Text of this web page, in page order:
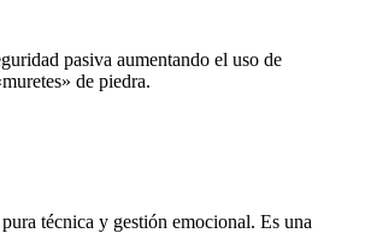
pasiva aumentando el uso de
de piedra.
técnica y gestión emocional. Es una